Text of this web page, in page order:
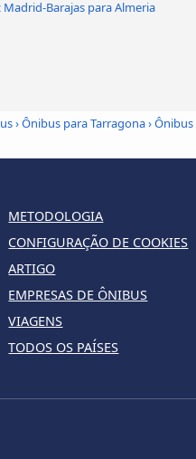
Barajas para Almeria
›Ônibus para Tarragona›Ônibus
METODOLOGIA
CONFIGURAÇÃO DE COOKIES
ARTIGO
EMPRESAS DE ÔNIBUS
VIAGENS
TODOS OS PAÍSES